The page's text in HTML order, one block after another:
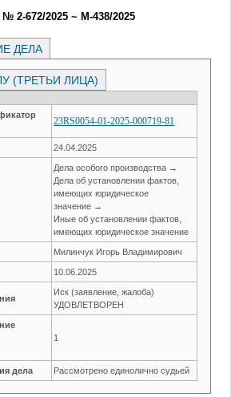
2-672/2025 ~ М-438/2025
ДЕЛА
(ТРЕТЬИ ЛИЦА)
23RS0054-01-2025-000719-81
24.04.2025
Дела особого производства →
Дела об установлении фактов,
имеющих юридическое
значение →
Иные об установлении фактов,
имеющих юридическое значение
Милинчук Игорь Владимирович
10.06.2025
Иск (заявление, жалоба)
УДОВЛЕТВОРЕН
1
дела Рассмотрено единолично судьей